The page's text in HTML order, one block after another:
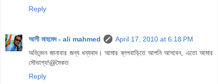
Reply
আলী মাহমেদ - ali mahmed
April 17, 2010 at 6:18 PM
অভিনন্দন জানাবার জন্য ধন্যবাদ। আমার ব্লগবাড়িতে আপনি আসবেন, এতো আমার
সৌভাগ্য!@সৈকত
Reply